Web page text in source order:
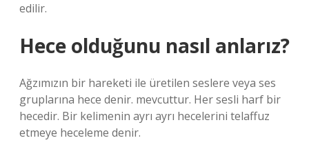
edilir.
Hece olduğunu nasıl anlarız?
Ağzımızın bir hareketi ile üretilen seslere veya ses
gruplarına hece denir. mevcuttur. Her sesli harf bir
hecedir. Bir kelimenin ayrı ayrı hecelerini telaffuz
etmeye heceleme denir.